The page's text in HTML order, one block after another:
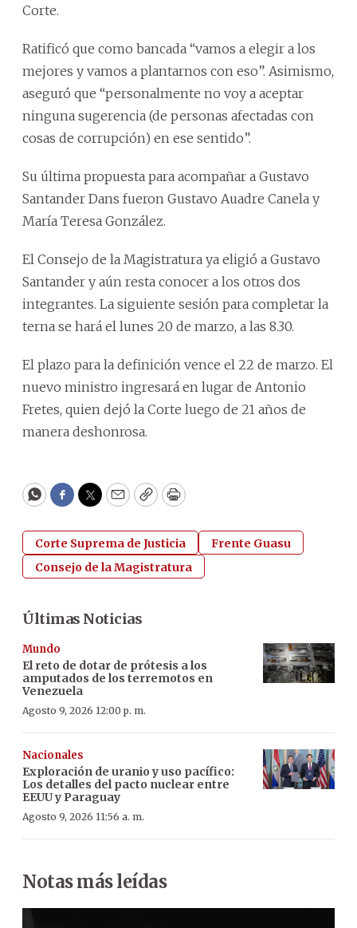
Corte.
Ratificó que como bancada “vamos a elegir a los
mejores y vamos a plantarnos con eso”. Asimismo,
aseguró que “personalmente no voy a aceptar
ninguna sugerencia (de personas afectadas con
cosas de corrupción) en ese sentido”.
Su última propuesta para acompañar a Gustavo
Santander Dans fueron Gustavo Auadre Canela y
María Teresa González.
El Consejo de la Magistratura ya eligió a Gustavo
Santander y aún resta conocer a los otros dos
integrantes. La siguiente sesión para completar la
terna se hará el lunes 20 de marzo, a las 8.30.
El plazo para la definición vence el 22 de marzo. El
nuevo ministro ingresará en lugar de Antonio
Fretes, quien dejó la Corte luego de 21 años de
manera deshonrosa.
WhatsApp
Facebook
Twitter
EmailCopyPrint
Corte Suprema de Justicia
Frente Guasu
Consejo de la Magistratura
Últimas Noticias
Mundo
El reto de dotar de prótesis a los
amputados de los terremotos en
Venezuela
Agosto 9, 2026 12:00 p. m.
Nacionales
Exploración de uranio y uso pacífico:
Los detalles del pacto nuclear entre
EEUU y Paraguay
Agosto 9, 2026 11:56 a. m.
Notas más leídas